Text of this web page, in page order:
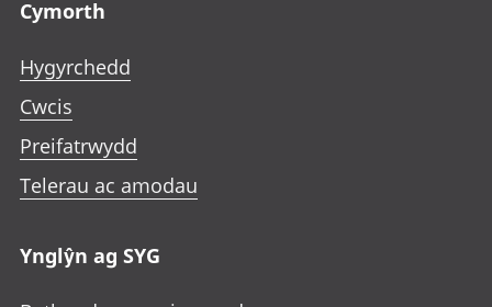
Cymorth
Hygyrchedd
Cwcis
Preifatrwydd
Telerau ac amodau
Ynglŷn ag SYG